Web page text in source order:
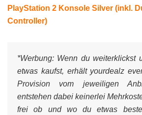
PlayStation 2 Konsole Silver (inkl.
Controller)
*Werbung: Wenn du weiterklickst
etwas kaufst, erhält yourdealz
Provision vom jeweiligen
entstehen dabei keinerlei
frei ob und wo du etwas